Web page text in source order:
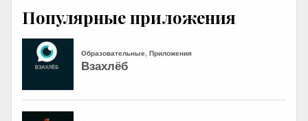
Популярные приложения